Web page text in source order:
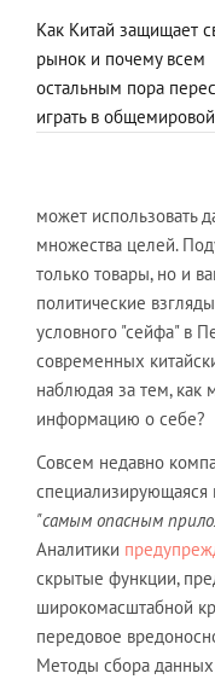
Как Китай защищает
рынок и почему всем
остальным пора
играть в
может использовать
множества целей.
только товары, но и
политические
условного "сейфа" в
современных
наблюдая за тем, как
информацию о себе?
Совсем недавно
специализирующаяся
"самым опасным
Аналитики
скрытые функции,
широкомасштабной
передовое
Методы сбора